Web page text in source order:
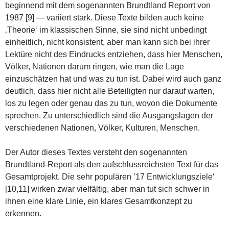
beginnend mit dem sogenannten Brundtland Reporrt von
1987 [9] — variiert stark. Diese Texte bilden auch keine
‚Theorie‘ im klassischen Sinne, sie sind nicht unbedingt
einheitlich, nicht konsistent, aber man kann sich bei ihrer
Lektüre nicht des Eindrucks entziehen, dass hier Menschen,
Völker, Nationen darum ringen, wie man die Lage
einzuschätzen hat und was zu tun ist. Dabei wird auch ganz
deutlich, dass hier nicht alle Beteiligten nur darauf warten,
los zu legen oder genau das zu tun, wovon die Dokumente
sprechen. Zu unterschiedlich sind die Ausgangslagen der
verschiedenen Nationen, Völker, Kulturen, Menschen.
Der Autor dieses Textes versteht den sogenannten
Brundtland-Report als den aufschlussreichsten Text für das
Gesamtprojekt. Die sehr populären ’17 Entwicklungsziele‘
[10,11] wirken zwar vielfältig, aber man tut sich schwer in
ihnen eine klare Linie, ein klares Gesamtkonzept zu
erkennen.